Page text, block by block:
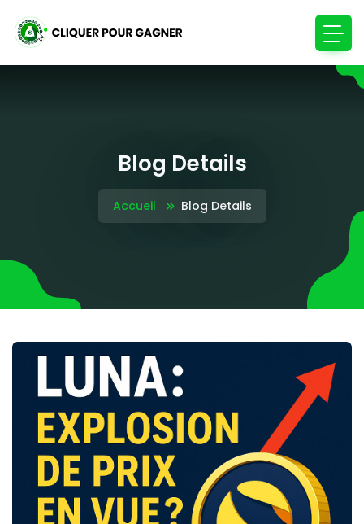
Blog Details
Accueil Blog Details